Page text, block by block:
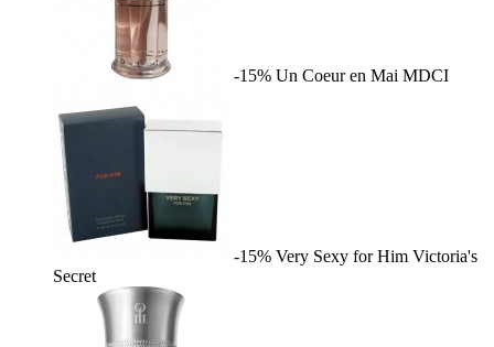
-15% Un Coeur en Mai MDCI
-15% Very Sexy for Him Victoria's
Secret